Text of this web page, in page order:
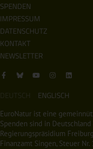
SPENDEN
IMPRESSUM
DATENSCHUTZ
KONTAKT
NEWSLETTER
DEUTSCH ENGLISCH
EuroNatur ist eine
Spenden sind in
Regierungspräsidium
Finanzamt Singen, Steuer